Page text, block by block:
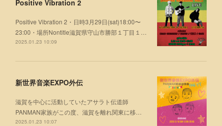
Positive Vibration 2
Positive Vibration 2・日時3月29日(sat)18:00〜
23:00・場所Nontitle滋賀県守山市勝部１丁目１…
2025.01.23 10:09
新世界音楽EXPO外伝
滋賀を中心に活動していたアサラト伝道師
PANMAN家族がこの度、滋賀を離れ関東に移…
2025.01.23 10:07